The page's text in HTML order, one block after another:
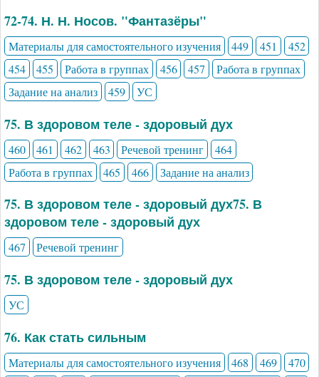
72-74. Н. Н. Носов. "Фантазёры"
Материалы для самостоятельного изучения 449 451
452
454
455 Работа в группах 456 457
Работа в группах
Задание на анализ
459 УС
75. В здоровом теле - здоровый дух
460 461 462 463 Речевой тренинг
464
Работа в группах
465 466 Задание на анализ
75. В здоровом теле - здоровый дух75. В
здоровом теле - здоровый дух
467 Речевой тренинг
75. В здоровом теле - здоровый дух
УС
76. Как стать сильным
Материалы для самостоятельного изучения 468 469
470